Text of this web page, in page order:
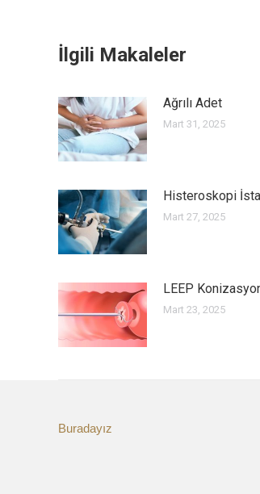
İlgili Makaleler
Ağrılı Adet
Mart 31, 2025
Histeroskopi
Mart 27, 2025
LEEP
Mart 23, 2025
Buradayız